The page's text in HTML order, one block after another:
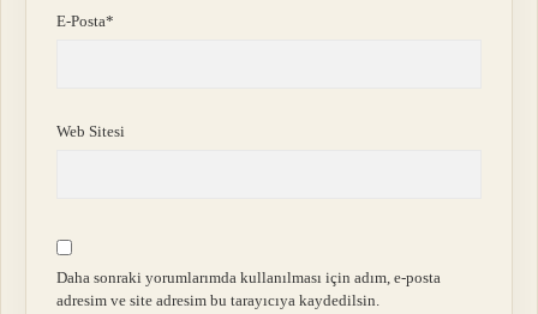
E-Posta*
Web Sitesi
Daha sonraki yorumlarımda kullanılması için adım, e-posta
adresim ve site adresim bu tarayıcıya kaydedilsin.